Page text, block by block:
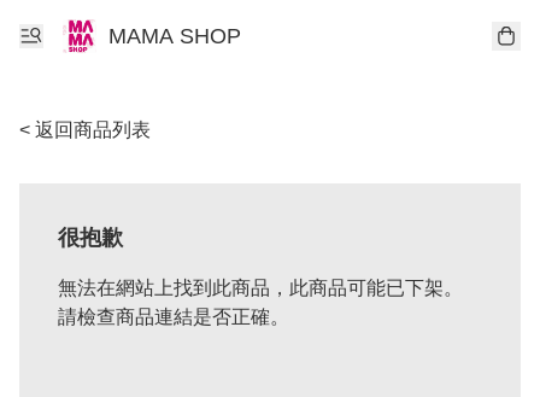
MAMA SHOP
< 返回商品列表
很抱歉
無法在網站上找到此商品，此商品可能已下架。
請檢查商品連結是否正確。